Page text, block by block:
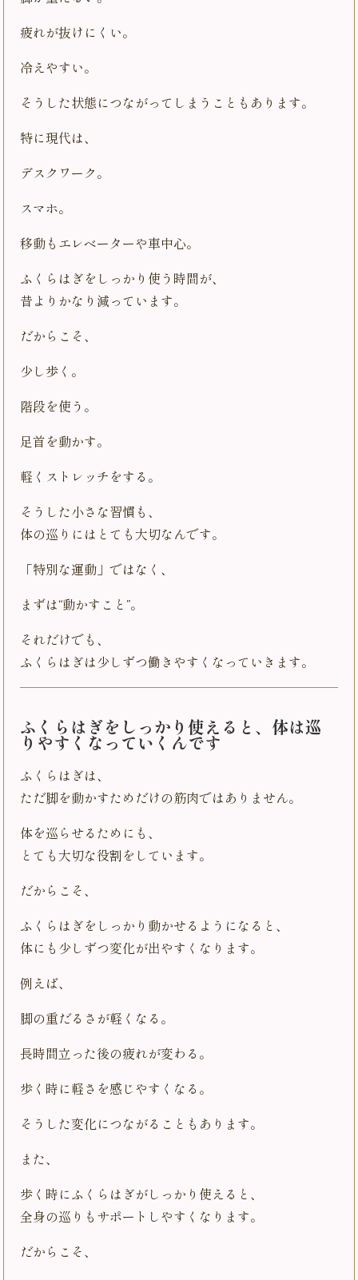
疲れが抜けにくい。
冷えやすい。
そうした状態につながってしまうこともあります。
特に現代は、
デスクワーク。
スマホ。
移動もエレベーターや車中心。
ふくらはぎをしっかり使う時間が、
昔よりかなり減っています。
だからこそ、
少し歩く。
階段を使う。
足首を動かす。
軽くストレッチをする。
そうした小さな習慣も、
体の巡りにはとても大切なんです。
「特別な運動」ではなく、
まずは“動かすこと”。
それだけでも、
ふくらはぎは少しずつ働きやすくなっていきます。
ふくらはぎをしっかり使えると、体は巡
りやすくなっていくんです
ふくらはぎは、
ただ脚を動かすためだけの筋肉ではありません。
体を巡らせるためにも、
とても大切な役割をしています。
だからこそ、
ふくらはぎをしっかり動かせるようになると、
体にも少しずつ変化が出やすくなります。
例えば、
脚の重だるさが軽くなる。
長時間立った後の疲れが変わる。
歩く時に軽さを感じやすくなる。
そうした変化につながることもあります。
また、
歩く時にふくらはぎがしっかり使えると、
全身の巡りもサポートしやすくなります。
だからこそ、